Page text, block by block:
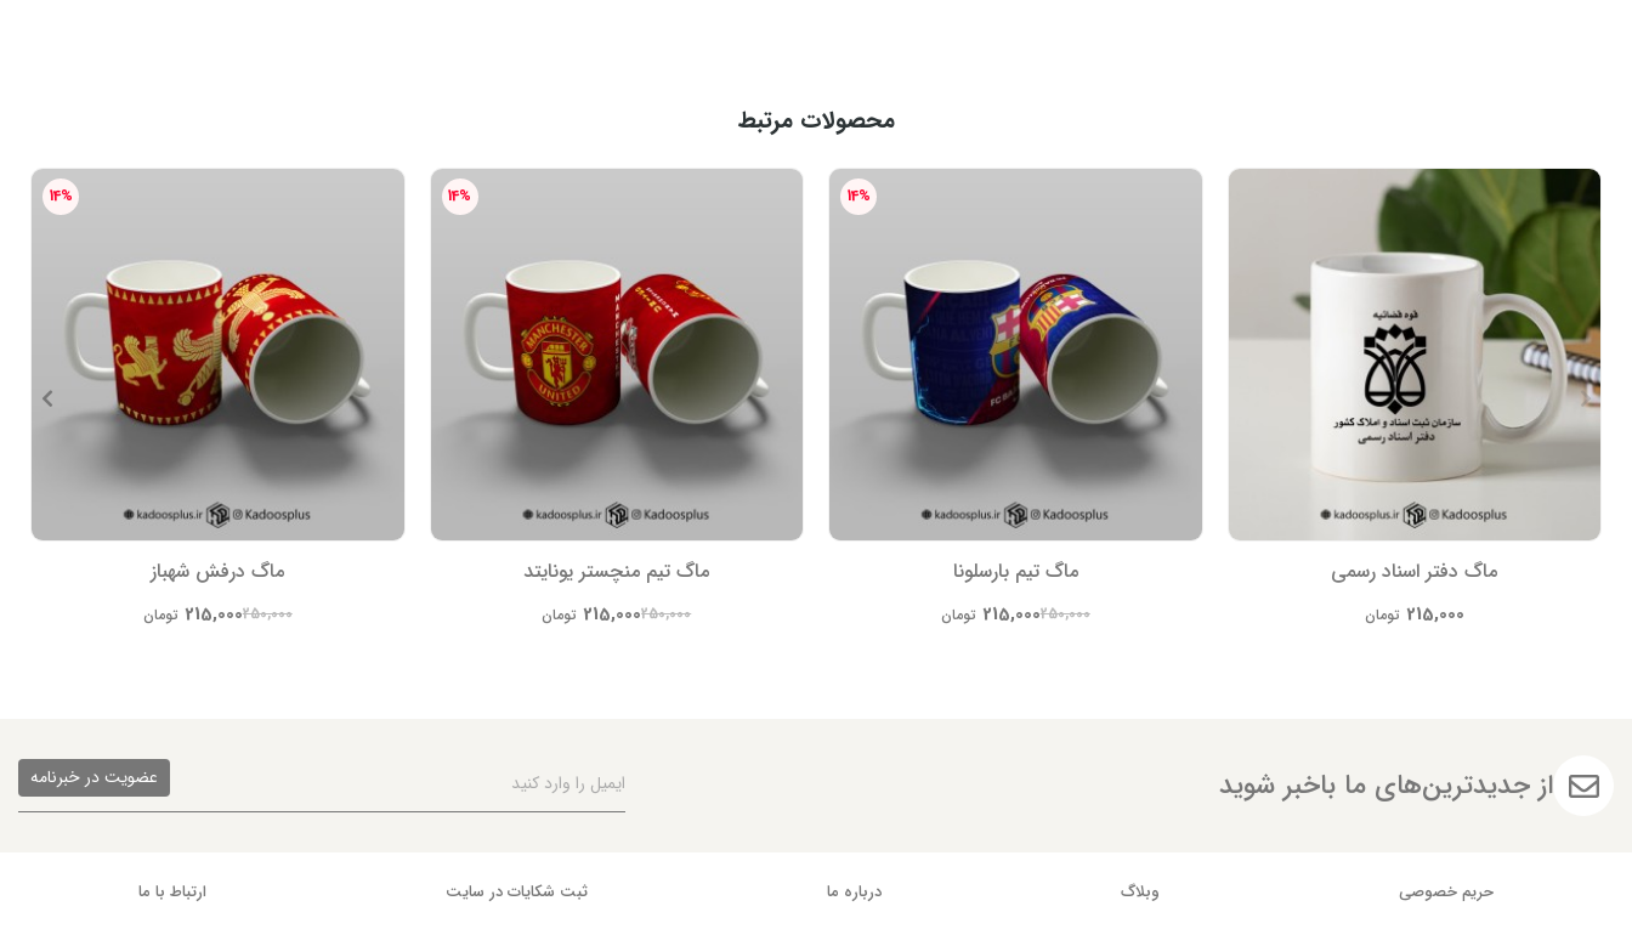
محصولات مرتبط
ماگ دفتر اسناد رسمی
215,000 تومان
14%
ماگ تیم بارسلونا
250,000
215,000 تومان
14%
ماگ تیم منچستر یونایتد
250,000
215,000 تومان
14%
ماگ درفش شهباز
250,000
215,000 تومان
از جدیدترین‌های ما باخبر شوید عضویت در خبرنامه
حریم خصوصی وبلاگ درباره ما ثبت شکایات در سایت ارتباط با ما